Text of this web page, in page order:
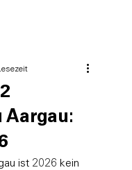
Aargau:
ist 2026 kein